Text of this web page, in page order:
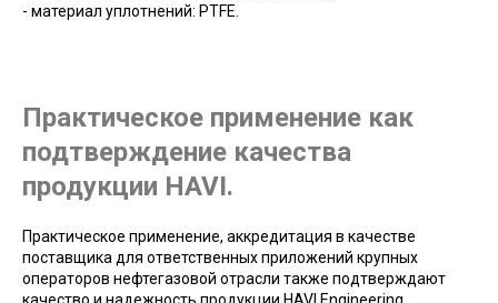
- материал уплотнений: PTFE.
Практическое применение как
подтверждение качества
продукции HAVI.
Практическое применение, аккредитация в качестве
поставщика для ответственных приложений крупных
операторов нефтегазовой отрасли также подтверждают
качество и надежность продукции HAVI Engineering.